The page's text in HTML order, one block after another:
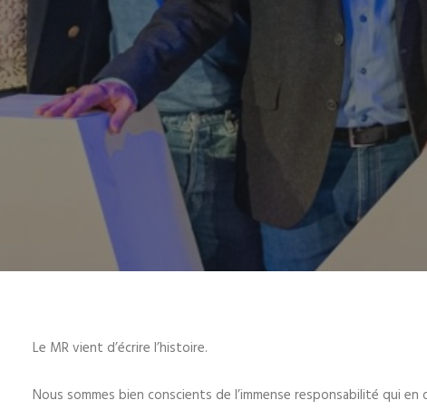
Le MR vient d’écrire l’histoire.
Nous sommes bien conscients de l’immense responsabilité qui en